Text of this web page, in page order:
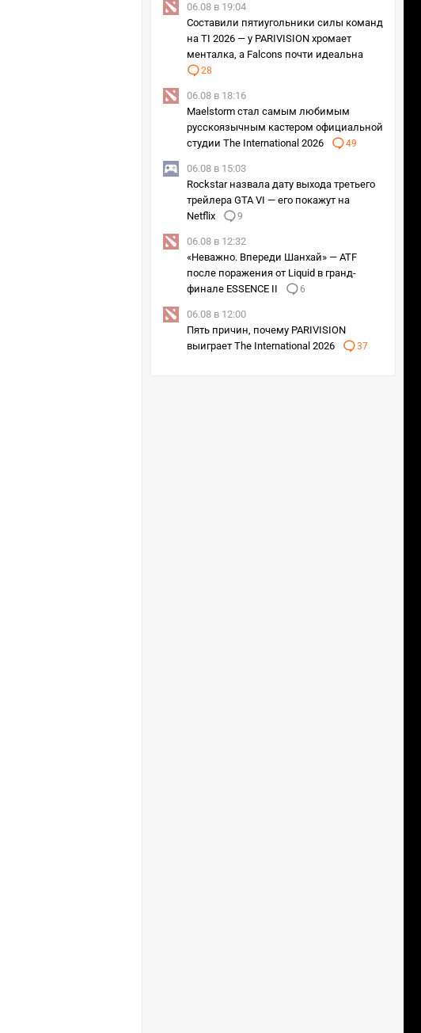
06.08 в 19:04
Составили пятиугольники силы команд
на TI 2026 — у PARIVISION хромает
менталка, а Falcons почти идеальна
28
06.08 в 18:16
Maelstorm стал самым любимым
русскоязычным кастером официальной
студии The International 2026
49
06.08 в 15:03
Rockstar назвала дату выхода третьего
трейлера GTA VI — его покажут на
Netflix
9
06.08 в 12:32
«Неважно. Впереди Шанхай» — ATF
после поражения от Liquid в гранд-
финале ESSENCE II
6
06.08 в 12:00
Пять причин, почему PARIVISION
выиграет The International 2026
37